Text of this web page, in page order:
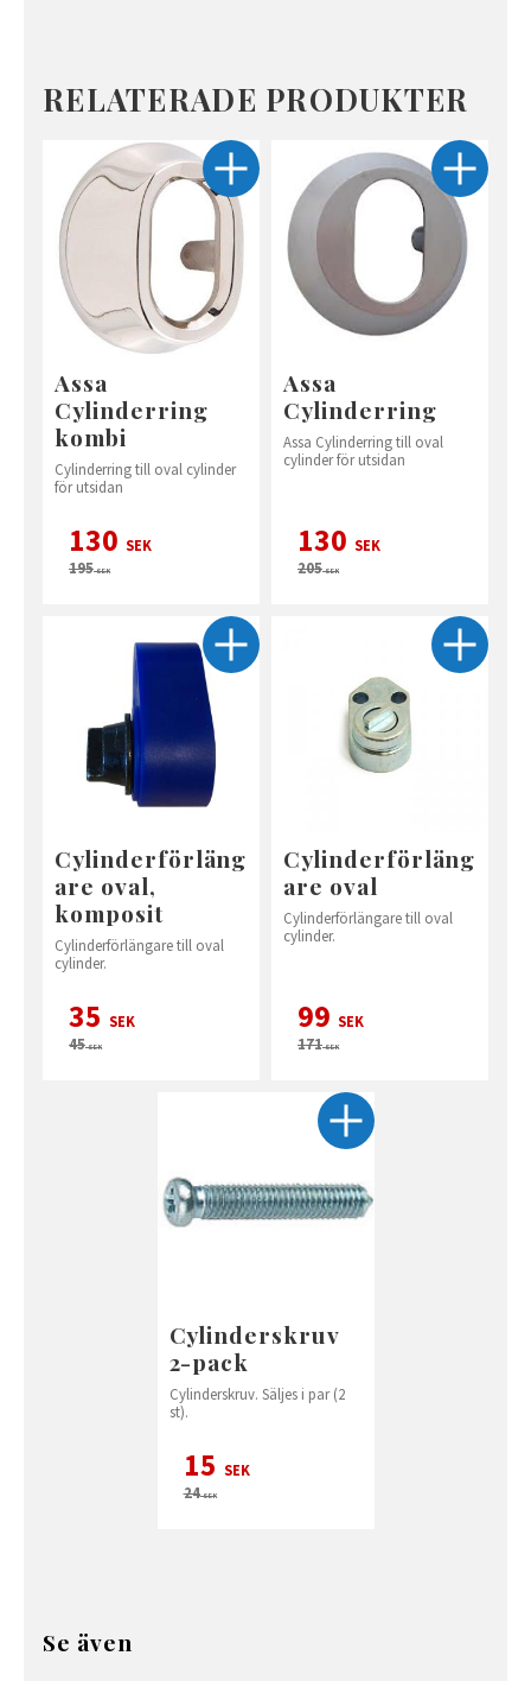
RELATERADE PRODUKTER
Assa
Cylinderring
kombi
Cylinderring till oval cylinder
för utsidan
130 SEK
195SEK
Assa
Cylinderring
Assa Cylinderring till oval
cylinder för utsidan
130 SEK
205SEK
Cylinderförläng
are oval,
komposit
Cylinderförlängare till oval
cylinder.
35 SEK
45SEK
Cylinderförläng
are oval
Cylinderförlängare till oval
cylinder.
99 SEK
171SEK
Cylinderskruv
2-pack
Cylinderskruv. Säljes i par (2
st).
15 SEK
24SEK
Se även